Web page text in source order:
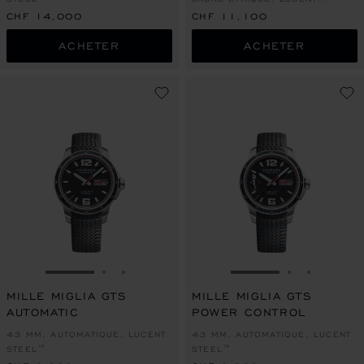
CHF 14,000
ACHETER
STEEL™
CHF 11,100
ACHETER
ALLER À LA DIAPOSITIVE 1
ALLER À LA DIAPOSITIVE 2
ALLER À LA DIAPOSITIVE 3
MILLE MIGLIA GTS
AUTOMATIC
43 MM, AUTOMATIQUE, LUCENT
STEEL™
ALLER À LA
MILLE MIGLIA GTS
POWER CONTROL
43 MM, AUTOMATIQUE, LUCENT
STEEL™